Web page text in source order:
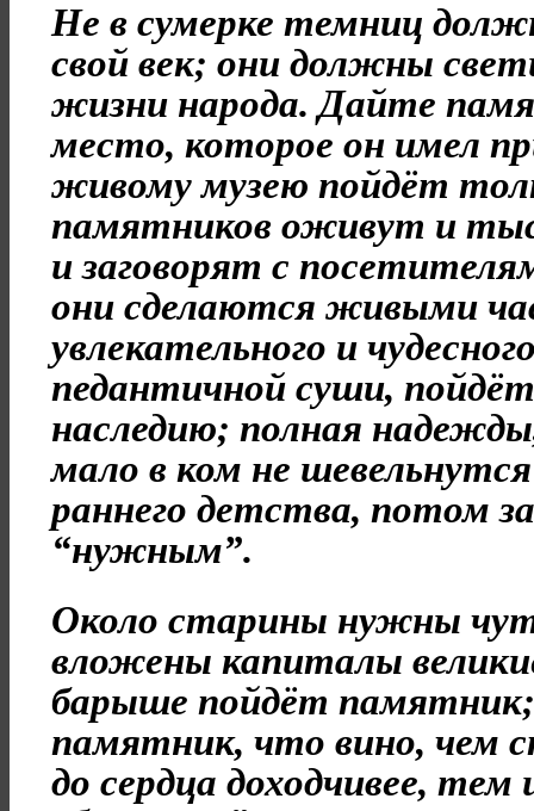
Не в сумерке темниц
свой век; они должны
жизни народа. Дайте
место, которое он имел
живому музею пойдёт
памятников оживут и
и заговорят с
они сделаются живыми
увлекательного и
педантичной суши,
наследию; полная
мало в ком не
раннего детства, потом
“нужным”.
Около старины нужны
вложены капиталы
барыше пойдёт памятник;
памятник, что вино, чем
до сердца доходчивее,